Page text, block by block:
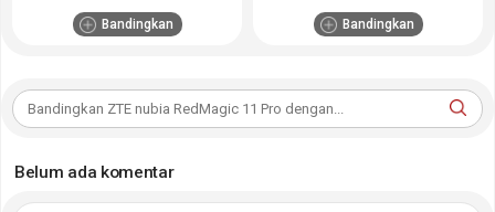
Bandingkan Bandingkan
Belum ada komentar